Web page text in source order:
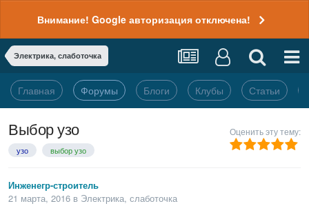
Внимание! Google авторизация отключена!
Электрика, слаботочка
Главная Форумы Блоги Клубы Статьи
Выбор узо
узо выбор узо
Оценить эту тему:
Инженегр-строитель
21 марта, 2016 в Электрика, слаботочка